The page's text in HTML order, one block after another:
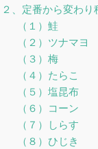
２、定番から変わ
（１）鮭
（２）ツナマヨ
（３）梅
（４）たらこ
（５）塩昆布
（６）コーン
（７）しらす
（８）ひじき